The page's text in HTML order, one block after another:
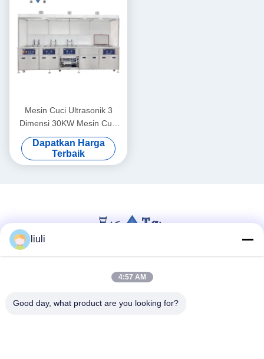
Mesin Cuci Ultrasonik 3
Dimensi 30KW Mesin Cuci
Ultrasonik 40KHZ
Dapatkan Harga
Terbaik
Media Sosial
liuli
4:57 AM
Good day, what product are you looking for?